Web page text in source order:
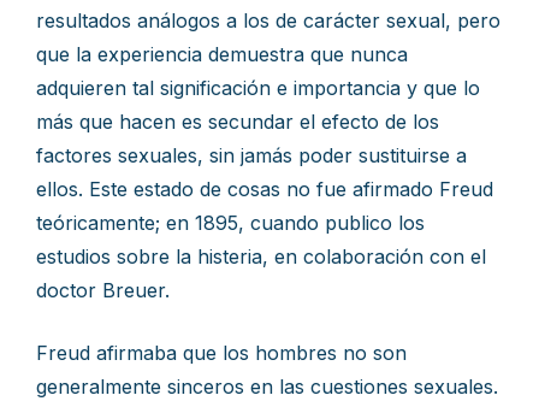
resultados análogos a los de carácter sexual, pero
que la experiencia demuestra que nunca
adquieren tal significación e importancia y que lo
más que hacen es secundar el efecto de los
factores sexuales, sin jamás poder sustituirse a
ellos. Este estado de cosas no fue afirmado Freud
teóricamente; en 1895, cuando publico los
estudios sobre la histeria, en colaboración con el
doctor Breuer.
Freud afirmaba que los hombres no son
generalmente sinceros en las cuestiones sexuales.